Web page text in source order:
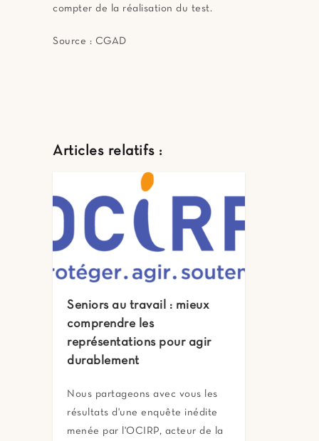
compter de la réalisation du test.
Source : CGAD
Articles relatifs :
Seniors au travail : mieux
comprendre les
représentations pour agir
durablement
Nous partageons avec vous les
résultats d'une enquête inédite
menée par l'OCIRP, acteur de la